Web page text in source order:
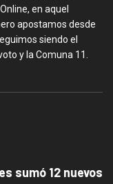
en aquel
apostamos desde
siendo el
y la Comuna 11.
sumó 12 nuevos